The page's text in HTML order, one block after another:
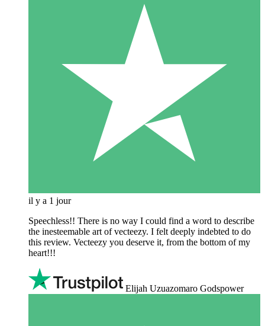
il y a 1 jour
Speechless!! There is no way I could find a word to describe
the inesteemable art of vecteezy. I felt deeply indebted to do
this review. Vecteezy you deserve it, from the bottom of my
heart!!!
Elijah Uzuazomaro Godspower